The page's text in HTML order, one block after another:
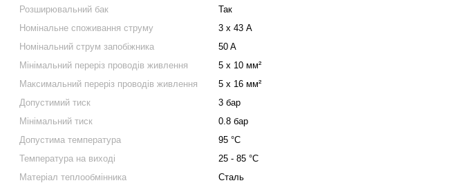
Розширювальний бак
Так
Номінальне споживання струму
3 х 43 A
Номінальний струм запобіжника
50 A
Мінімальний переріз проводів живлення
5 х 10 мм²
Максимальний переріз проводів живлення
5 х 16 мм²
Допустимий тиск
3 бар
Мiнiмальний тиск
0.8 бар
Допустима температура
95 °C
Температура на виході
25 - 85 °C
Матеріал теплообмінника
Сталь